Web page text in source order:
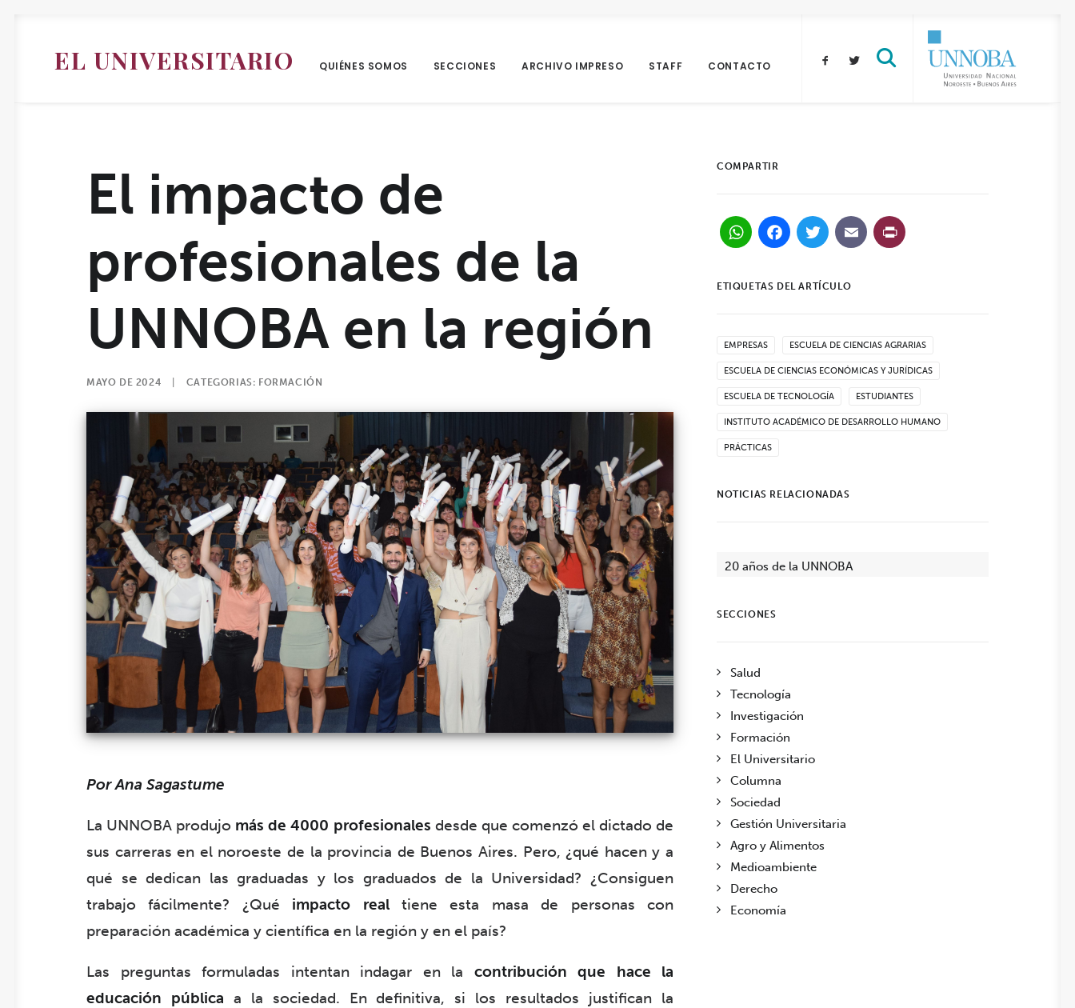
EL UNIVERSITARIO QUIÉNES SOMOS SECCIONES ARCHIVO IMPRESO STAFF CONTACTO
El impacto de
profesionales de la
UNNOBA en la región
MAYO DE 2024 CATEGORIAS: FORMACIÓN
Por Ana Sagastume
La UNNOBA produjo más de 4000 profesionales desde que comenzó el dictado de
sus carreras en el noroeste de la provincia de Buenos Aires. Pero, ¿qué hacen y a
qué se dedican las graduadas y los graduados de la Universidad? ¿Consiguen
trabajo fácilmente? ¿Qué impacto realtiene esta masa de personas con
preparación académica y científica en la región y en el país?
Las preguntas formuladas intentan indagar en la contribución que hace la
educación pública a la sociedad. En definitiva, si los resultados justifican la
COMPARTIR
WhatsApp
Facebook
Twitter
Email
ETIQUETAS DEL ARTÍCULO
EMPRESAS ESCUELA DE CIENCIAS AGRARIAS
ESCUELA DE CIENCIAS ECONÓMICAS Y JURÍDICAS
ESCUELA DE TECNOLOGÍA ESTUDIANTES
INSTITUTO ACADÉMICO DE DESARROLLO HUMANO
PRÁCTICAS
NOTICIAS RELACIONADAS
20 años de la UNNOBA
SECCIONES
Salud
Tecnología
Investigación
Formación
El Universitario
Columna
Sociedad
Gestión Universitaria
Agro y Alimentos
Medioambiente
Derecho
Economía